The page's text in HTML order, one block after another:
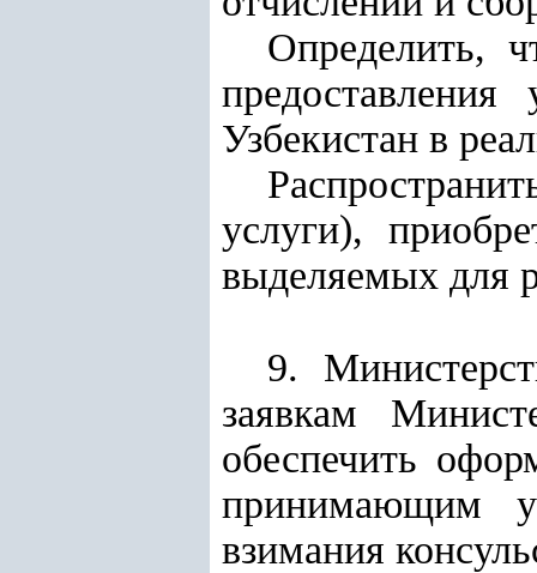
Определить,
Узбекистан в
услуги),
выделяемых для
9.
заявкам
обеспечить
принимающим
взимания